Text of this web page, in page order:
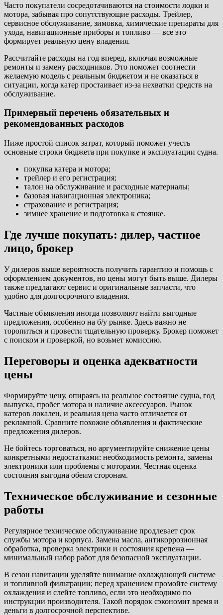
Часто покупатели сосредотачиваются на стоимости лодки и
мотора, забывая про сопутствующие расходы. Трейлер,
сервисное обслуживание, зимовка, химические препараты для
ухода, навигационные приборы и топливо — все это
формирует реальную цену владения.
Рассчитайте расходы на год вперед, включая возможные
ремонты и замену расходников. Это поможет соотнести
желаемую модель с реальным бюджетом и не оказаться в
ситуации, когда катер простаивает из-за нехватки средств на
обслуживание.
Примерный перечень обязательных и
рекомендованных расходов
Ниже простой список затрат, который поможет учесть
основные строки бюджета при покупке и эксплуатации судна.
покупка катера и мотора;
трейлер и его регистрация;
талон на обслуживание и расходные материалы;
базовая навигационная электроника;
страхование и регистрация;
зимнее хранение и подготовка к стоянке.
Где лучше покупать: дилер, частное
лицо, брокер
У дилеров выше вероятность получить гарантию и помощь с
оформлением документов, но цены могут быть выше. Дилеры
также предлагают сервис и оригинальные запчасти, что
удобно для долгосрочного владения.
Частные объявления иногда позволяют найти выгодные
предложения, особенно на б/у рынке. Здесь важно не
торопиться и провести тщательную проверку. Брокер поможет
с поиском и проверкой, но возьмет комиссию.
Переговоры и оценка адекватности
цены
Формируйте цену, опираясь на реальное состояние судна, год
выпуска, пробег мотора и наличие аксессуаров. Рынок
катеров локален, и реальная цена часто отличается от
рекламной. Сравните похожие объявления и фактические
предложения дилеров.
Не бойтесь торговаться, но аргументируйте снижение цены
конкретными недостатками: необходимость ремонта, замены
электроники или проблемы с моторами. Честная оценка
состояния выгодна обеим сторонам.
Техническое обслуживание и сезонные
работы
Регулярное техническое обслуживание продлевает срок
службы мотора и корпуса. Замена масла, антикоррозионная
обработка, проверка электрики и состояния крепежа —
минимальный набор работ для безопасной эксплуатации.
В сезон навигации уделяйте внимание охлаждающей системе
и топливной фильтрации; перед хранением промойте систему
охлаждения и слейте топливо, если это необходимо по
инструкции производителя. Такой порядок сэкономит время и
деньги в долгосрочной перспективе.